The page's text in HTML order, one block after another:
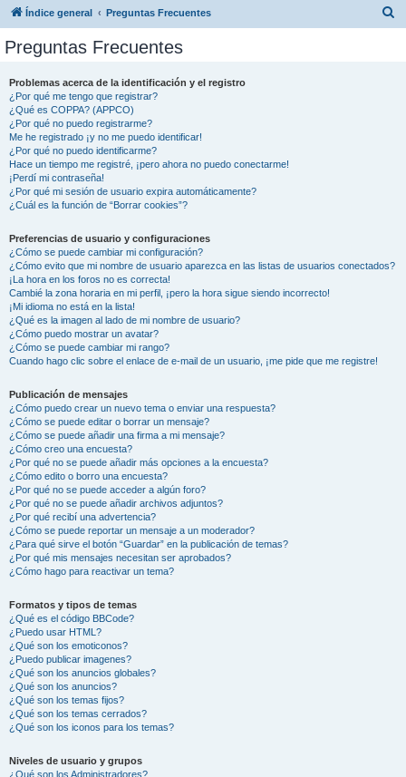
Índice general Preguntas Frecuentes
Preguntas Frecuentes
Problemas acerca de la identificación y el registro
¿Por qué me tengo que registrar?
¿Qué es COPPA? (APPCO)
¿Por qué no puedo registrarme?
Me he registrado ¡y no me puedo identificar!
¿Por qué no puedo identificarme?
Hace un tiempo me registré, ¡pero ahora no puedo conectarme!
¡Perdí mi contraseña!
¿Por qué mi sesión de usuario expira automáticamente?
¿Cuál es la función de “Borrar cookies”?
Preferencias de usuario y configuraciones
¿Cómo se puede cambiar mi configuración?
¿Cómo evito que mi nombre de usuario aparezca en las listas de usuarios conectados?
¡La hora en los foros no es correcta!
Cambié la zona horaria en mi perfil, ¡pero la hora sigue siendo incorrecto!
¡Mi idioma no está en la lista!
¿Qué es la imagen al lado de mi nombre de usuario?
¿Cómo puedo mostrar un avatar?
¿Cómo se puede cambiar mi rango?
Cuando hago clic sobre el enlace de e-mail de un usuario, ¡me pide que me registre!
Publicación de mensajes
¿Cómo puedo crear un nuevo tema o enviar una respuesta?
¿Cómo se puede editar o borrar un mensaje?
¿Cómo se puede añadir una firma a mi mensaje?
¿Cómo creo una encuesta?
¿Por qué no se puede añadir más opciones a la encuesta?
¿Cómo edito o borro una encuesta?
¿Por qué no se puede acceder a algún foro?
¿Por qué no se puede añadir archivos adjuntos?
¿Por qué recibí una advertencia?
¿Cómo se puede reportar un mensaje a un moderador?
¿Para qué sirve el botón “Guardar” en la publicación de temas?
¿Por qué mis mensajes necesitan ser aprobados?
¿Cómo hago para reactivar un tema?
Formatos y tipos de temas
¿Qué es el código BBCode?
¿Puedo usar HTML?
¿Qué son los emoticonos?
¿Puedo publicar imagenes?
¿Qué son los anuncios globales?
¿Qué son los anuncios?
¿Qué son los temas fijos?
¿Qué son los temas cerrados?
¿Qué son los iconos para los temas?
Niveles de usuario y grupos
¿Qué son los Administradores?